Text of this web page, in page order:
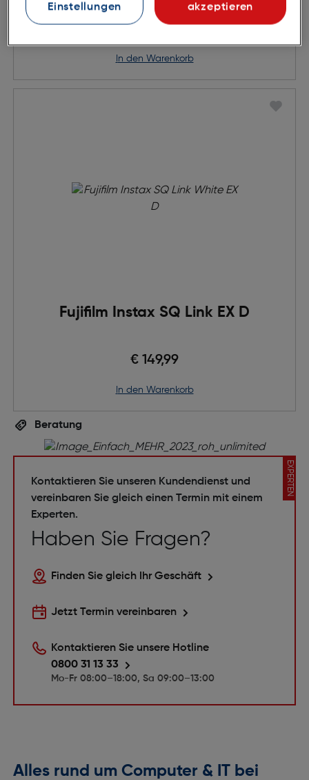
€ 159,99
in den Warenkorb
Fujifilm Instax SQ Link EX D
€ 149,99
in den Warenkorb
Beratung
EXPERTEN
Kontaktieren Sie unseren Kundendienst und
vereinbaren Sie gleich einen Termin mit einem
Experten.
Haben Sie Fragen?
Finden Sie gleich Ihr Geschäft
Jetzt Termin vereinbaren
Kontaktieren Sie unsere Hotline
0800 31 13 33
Mo-Fr 08:00–18:00, Sa 09:00–13:00
Alles rund um Computer & IT bei
Einstellungen
akzeptieren